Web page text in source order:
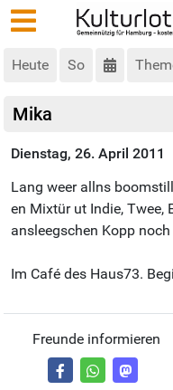
Heute So
Mika
Dienstag, 26. April 2011
Lang weer allns
en Mixtür ut Indie, Twee,
ansleegschen Kopp
Im Café des Haus73.
Freunde informieren